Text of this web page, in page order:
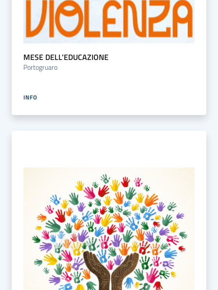
MESE DELL’EDUCAZIONE
Portogruaro
INFO